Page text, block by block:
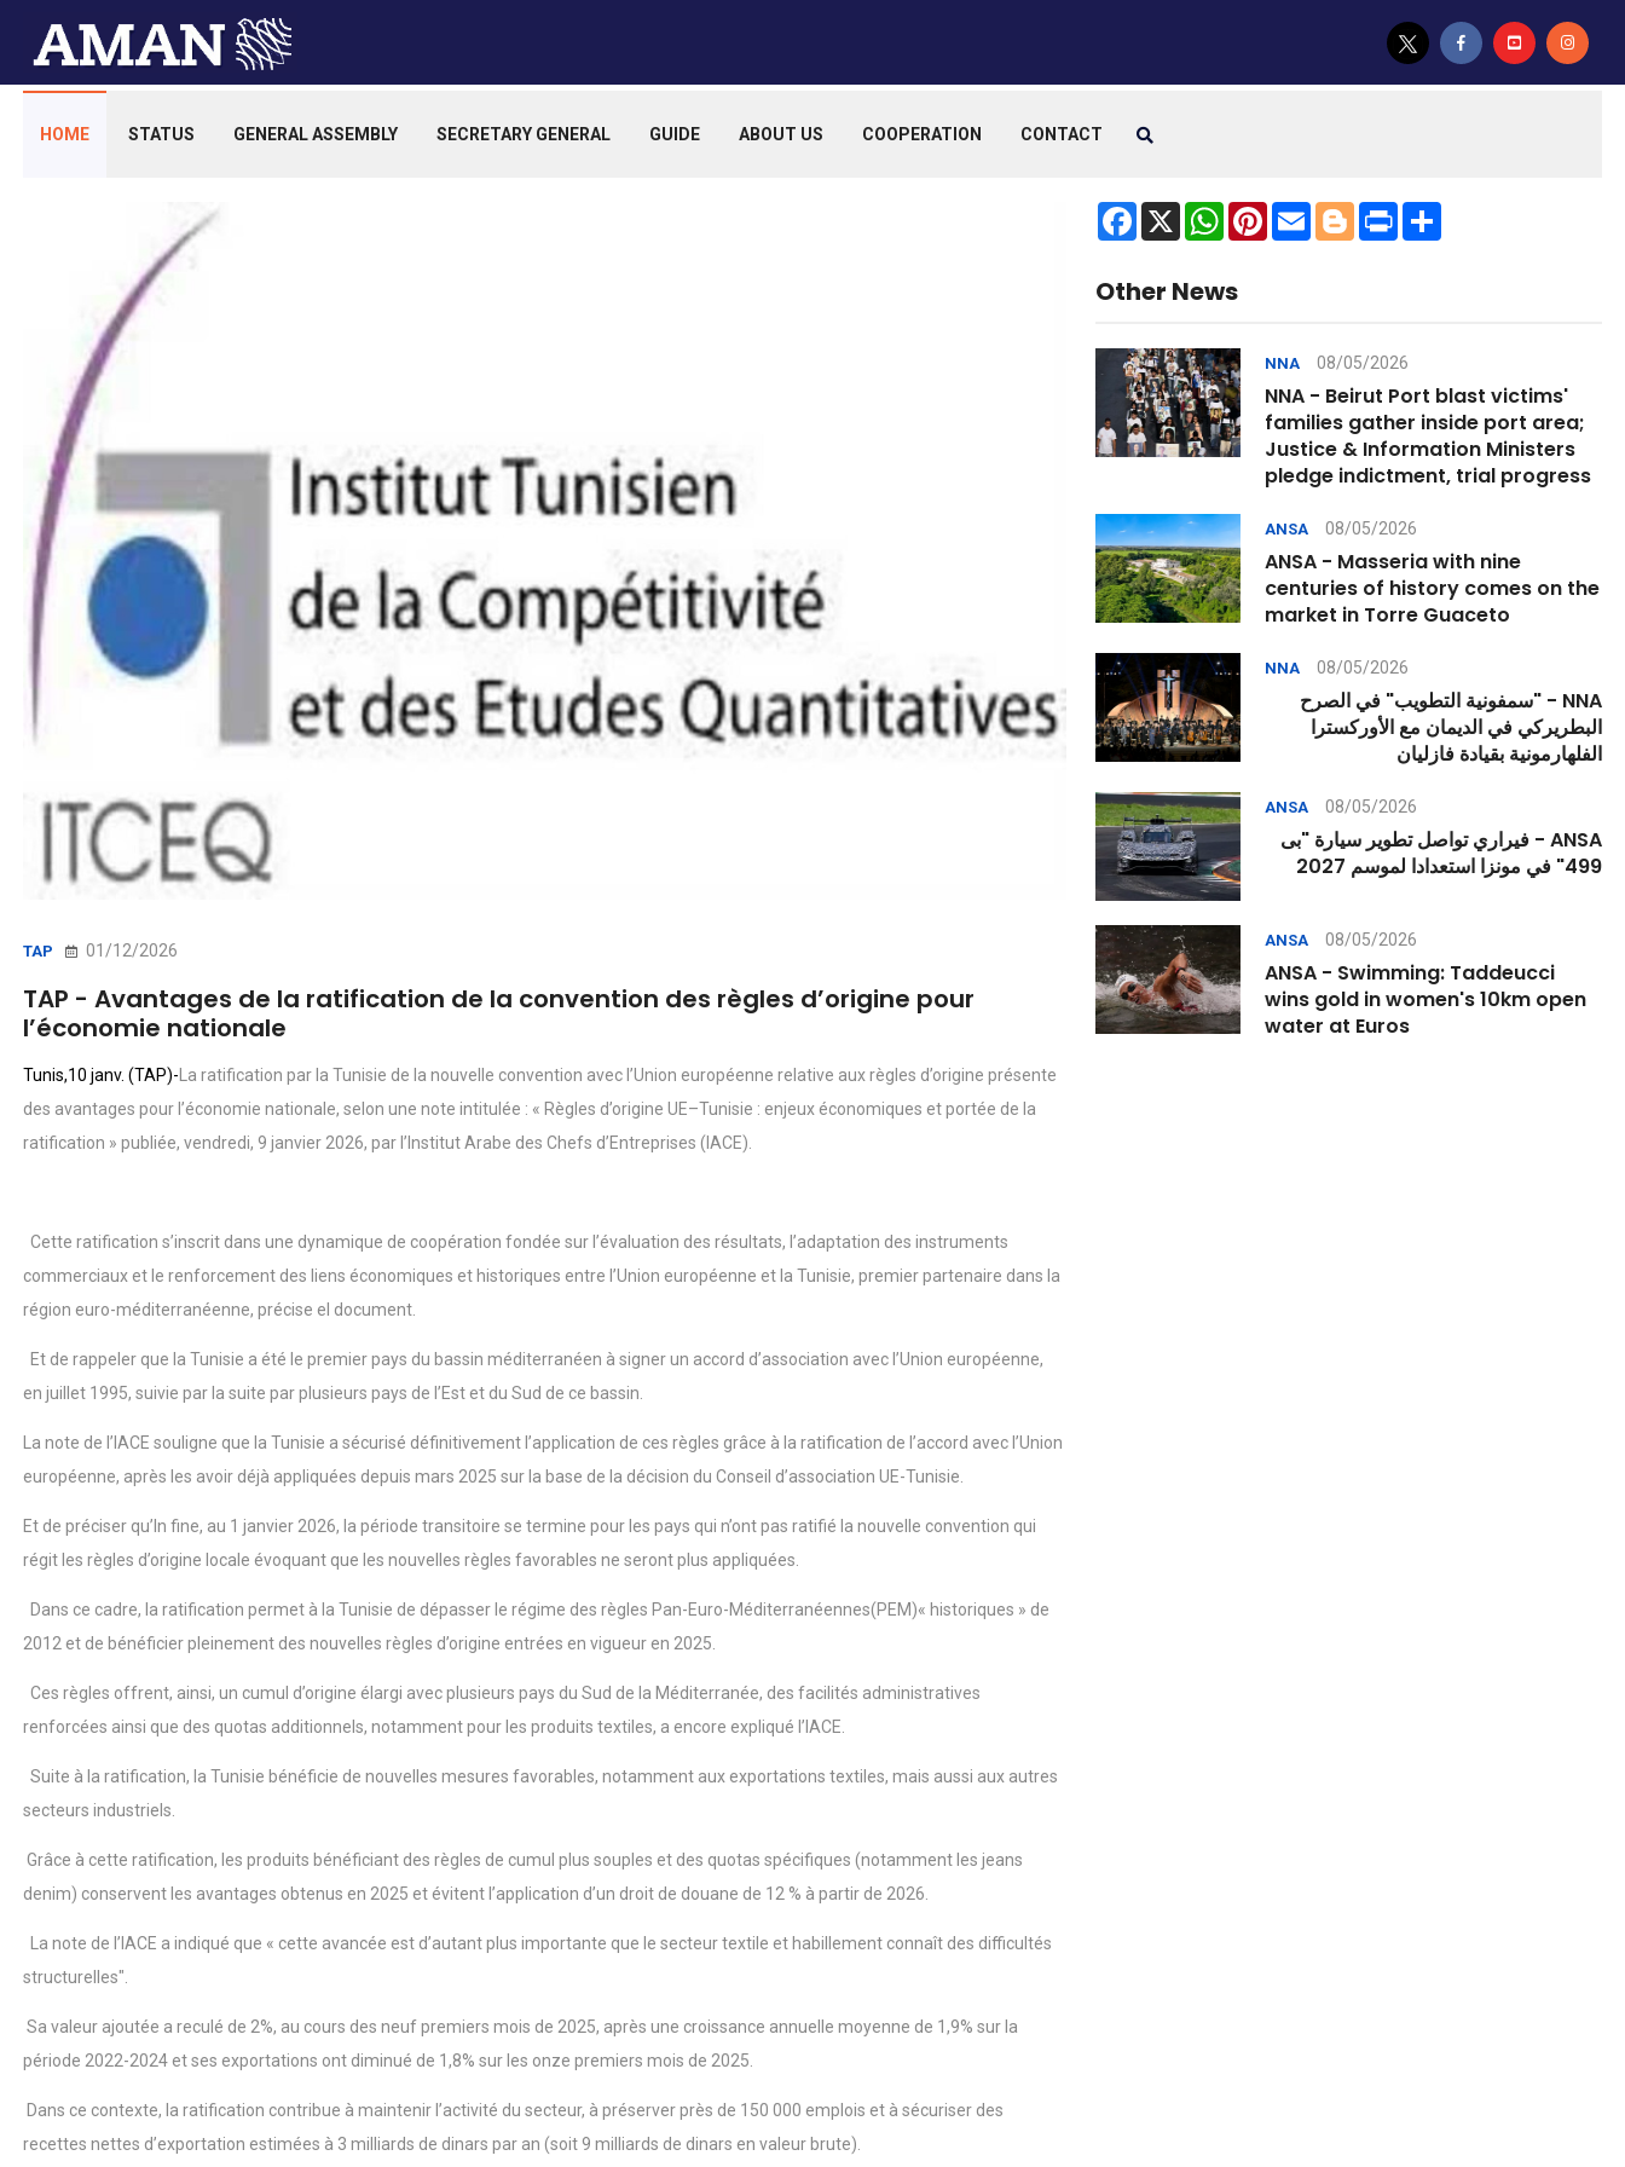
HOME STATUS GENERAL ASSEMBLY SECRETARY GENERAL GUIDE ABOUT US COOPERATION CONTACT
TAP 01/12/2026
TAP - Avantages de la ratification de la convention des règles d’origine pour
l’économie nationale
Tunis,10 janv. (TAP)-La ratification par la Tunisie de la nouvelle convention avec l’Union européenne relative aux règles d’origine présente
des avantages pour l’économie nationale, selon une note intitulée : « Règles d’origine UE–Tunisie : enjeux économiques et portée de la
ratification » publiée, vendredi, 9 janvier 2026, par l’Institut Arabe des Chefs d’Entreprises (IACE).
Cette ratification s’inscrit dans une dynamique de coopération fondée sur l’évaluation des résultats, l’adaptation des instruments
commerciaux et le renforcement des liens économiques et historiques entre l’Union européenne et la Tunisie, premier partenaire dans la
région euro-méditerranéenne, précise el document.
Et de rappeler que la Tunisie a été le premier pays du bassin méditerranéen à signer un accord d’association avec l’Union européenne,
en juillet 1995, suivie par la suite par plusieurs pays de l’Est et du Sud de ce bassin.
La note de l’IACE souligne que la Tunisie a sécurisé définitivement l’application de ces règles grâce à la ratification de l’accord avec l’Union
européenne, après les avoir déjà appliquées depuis mars 2025 sur la base de la décision du Conseil d’association UE-Tunisie.
Et de préciser qu’In fine, au 1 janvier 2026, la période transitoire se termine pour les pays qui n’ont pas ratifié la nouvelle convention qui
régit les règles d’origine locale évoquant que les nouvelles règles favorables ne seront plus appliquées.
Dans ce cadre, la ratification permet à la Tunisie de dépasser le régime des règles Pan-Euro-Méditerranéennes(PEM)« historiques » de
2012 et de bénéficier pleinement des nouvelles règles d’origine entrées en vigueur en 2025.
Ces règles offrent, ainsi, un cumul d’origine élargi avec plusieurs pays du Sud de la Méditerranée, des facilités administratives
renforcées ainsi que des quotas additionnels, notamment pour les produits textiles, a encore expliqué l’IACE.
Suite à la ratification, la Tunisie bénéficie de nouvelles mesures favorables, notamment aux exportations textiles, mais aussi aux autres
secteurs industriels.
Grâce à cette ratification, les produits bénéficiant des règles de cumul plus souples et des quotas spécifiques (notamment les jeans
denim) conservent les avantages obtenus en 2025 et évitent l’application d’un droit de douane de 12 % à partir de 2026.
La note de l’IACE a indiqué que « cette avancée est d’autant plus importante que le secteur textile et habillement connaît des difficultés
structurelles".
Sa valeur ajoutée a reculé de 2%, au cours des neuf premiers mois de 2025, après une croissance annuelle moyenne de 1,9% sur la
période 2022-2024 et ses exportations ont diminué de 1,8% sur les onze premiers mois de 2025.
Dans ce contexte, la ratification contribue à maintenir l’activité du secteur, à préserver près de 150 000 emplois et à sécuriser des
recettes nettes d’exportation estimées à 3 milliards de dinars par an (soit 9 milliards de dinars en valeur brute).
Facebook
X WhatsApp
Pinterest
EmailBlogger
Print Share
Other News
NNA 08/05/2026
NNA - Beirut Port blast victims'
families gather inside port area;
Justice & Information Ministers
pledge indictment, trial progress
ANSA 08/05/2026
ANSA - Masseria with nine
centuries of history comes on the
market in Torre Guaceto
NNA 08/05/2026
NNA - "سمفونية التطويب" في الصرح
البطريركي في الديمان مع الأوركسترا
الفلهارمونية بقيادة فازليان
ANSA 08/05/2026
ANSA - فيراري تواصل تطوير سيارة "بى
499" في مونزا استعدادا لموسم 2027
ANSA 08/05/2026
ANSA - Swimming: Taddeucci
wins gold in women's 10km open
water at Euros